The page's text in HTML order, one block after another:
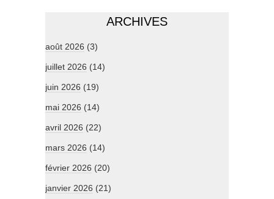
ARCHIVES
août 2026 (3)
juillet 2026 (14)
juin 2026 (19)
mai 2026 (14)
avril 2026 (22)
mars 2026 (14)
février 2026 (20)
janvier 2026 (21)